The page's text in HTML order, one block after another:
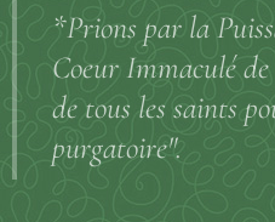
*Prions par la
Coeur Immaculé
de tous les saints
purgatoire".